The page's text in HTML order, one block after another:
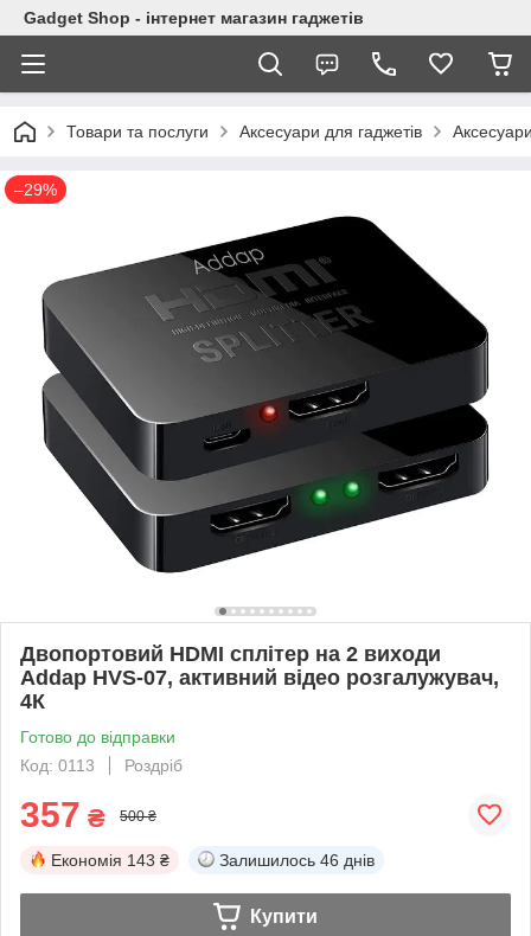
Gadget Shop - інтернет магазин гаджетів
Товари та послуги Аксесуари для гаджетів
–29%
Двопортовий HDMI сплітер на 2 виходи
Addap HVS-07, активний відео розгалужувач,
4К
Готово до відправки
Код: 0113
Роздріб
357 ₴ 500 ₴
Економія 143 ₴ Залишилось 46 днів
Купити